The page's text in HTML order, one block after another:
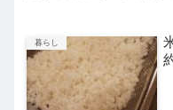
暮らし